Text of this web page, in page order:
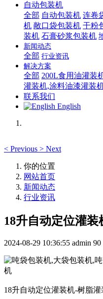
自动包装机
全部 自动包装机 连卷
机 敞口袋包装机 干粉
装机 石膏砂浆包装机
新闻动态
全部 行业资讯
解决方案
全部 200L食用油灌装
灌装机,涂料油漆灌装
联系我们
English
< Previous > Next
你的位置
网站首页
新闻动态
行业资讯
18升自动定位灌
2024-08-29 10:36:55 admin 90
18升自动定位灌装机-树脂灌